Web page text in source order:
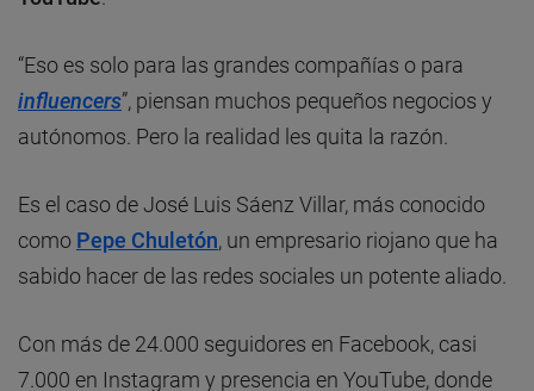
“Eso es solo para las grandes compañías o para
influencers”, piensan muchos pequeños negocios y
autónomos. Pero la realidad les quita la razón.
Es el caso de José Luis Sáenz Villar, más conocido
como Pepe Chuletón, un empresario riojano que ha
sabido hacer de las redes sociales un potente aliado.
Con más de 24.000 seguidores en Facebook, casi
7.000 en Instagram y presencia en YouTube, donde